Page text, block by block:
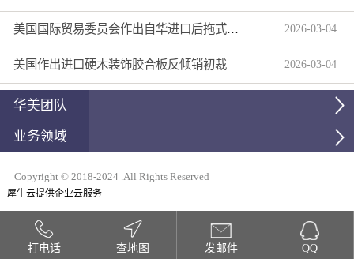
美国国际贸易委员会作出自华进口后拖式草地维护设备及相关零部件第三次反倾销日落复审产业损害终裁 2026-03-04
美国作出进口硬木装饰胶合板反倾销初裁 2026-03-04
华美团队
业务领域
Copyright © 2018-2024 .All Rights Reserved
犀牛云提供企业云服务
打电话 查地图 发邮件 QQ